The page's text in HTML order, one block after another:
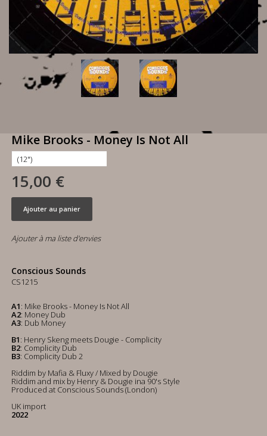
Mike Brooks - Money Is Not All
15,00 €
Ajouter au panier
Ajouter à ma liste d'envies
Conscious Sounds
CS1215
A1: Mike Brooks - Money Is Not All
A2: Money Dub
A3: Dub Money
B1: Henry Skeng meets Dougie - Complicity
B2: Complicity Dub
B3: Complicity Dub 2
Riddim by Mafia & Fluxy / Mixed by Dougie
Riddim and mix by Henry & Dougie ina 90's Style
Produced at Conscious Sounds (London)
UK import
2022